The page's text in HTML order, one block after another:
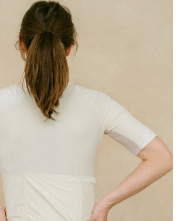
Couleur: Bleu